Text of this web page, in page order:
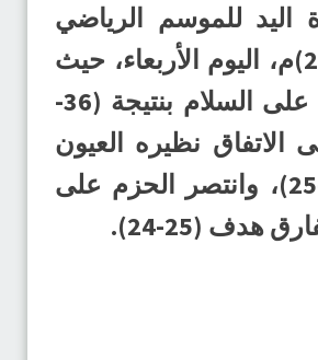
اليد للموسم الرياضي
(2024-2025)م، اليوم الأربعاء، حيث
تغلب الفتح على السلام بنتيجة (36-
الاتفاق نظيره العيون
بنتيجة (28-25)، وانتصر الحزم على
هدف (25-24).